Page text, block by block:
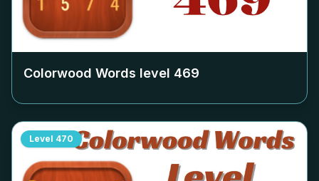
Colorwood Words level 469
Level 470